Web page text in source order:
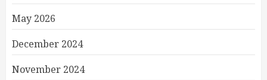
May 2026
December 2024
November 2024